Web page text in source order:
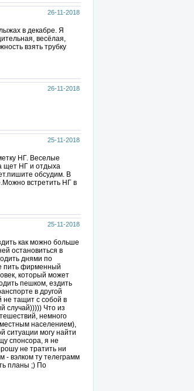
26-11-2018
в декабре. Я
весёлая,
взять трубку
26-11-2018
25-11-2018
НГ. Веселые
щет НГ и отдыха
обсудим. В
встретить НГ в
25-11-2018
как можно больше
остановиться в
днями по
пить фирменный
который может
пешком, ездить
в другой
не тащит с собой в
случай))))) Что из
немного
местным населением),
ситуации могу найти
спонсора, я не
не тратить ни
- вэлком ту телеграмм
планы ;) По